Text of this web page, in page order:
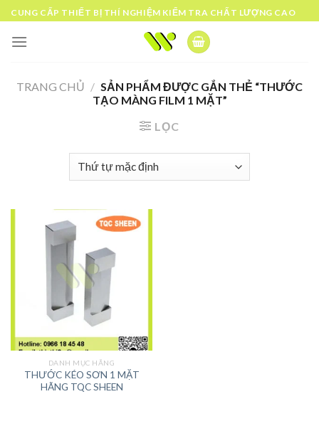
Skip
to
content
CUNG CẤP THIẾT BỊ THÍ NGHIỆM KIỂM TRA CHẤT LƯỢNG CAO
TRANG CHỦ / SẢN PHẨM ĐƯỢC GẮN THẺ “THƯỚC
TẠO MÀNG FILM 1 MẶT”
LỌC
DANH MỤC HÃNG
THƯỚC KÉO SƠN 1 MẶT
HÃNG TQC SHEEN